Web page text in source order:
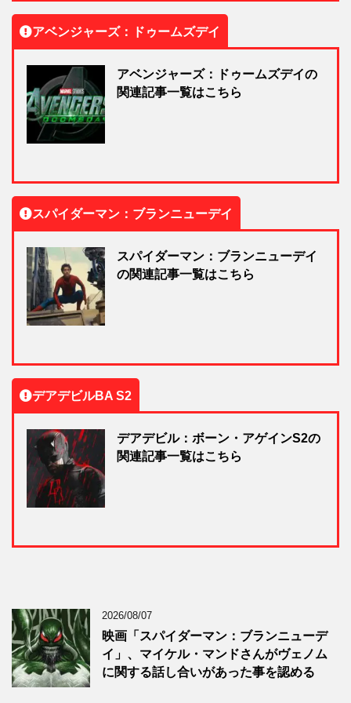
アベンジャーズ：ドゥームズデイ
アベンジャーズ：ドゥームズデイの
関連記事一覧はこちら
スパイダーマン：ブランニューデイ
スパイダーマン：ブランニューデイ
の関連記事一覧はこちら
デアデビルBA S2
デアデビル：ボーン・アゲインS2の
関連記事一覧はこちら
2026/08/07
映画「スパイダーマン：ブランニューデ
イ」、マイケル・マンドさんがヴェノム
に関する話し合いがあった事を認める